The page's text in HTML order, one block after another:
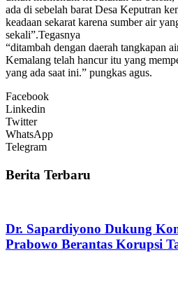
ada di sebelah barat Desa Keputran
keadaan sekarat karena sumber air
sekali”.Tegasnya
“ditambah dengan daerah tangkapan
Kemalang telah hancur itu yang
yang ada saat ini.” pungkas agus.
Facebook
Linkedin
Twitter
WhatsApp
Telegram
Berita Terbaru
Dr. Sapardiyono Dukung
Prabowo Berantas Korupsi